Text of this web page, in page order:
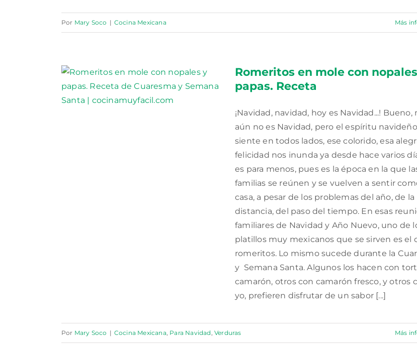
Por Mary Soco | Cocina Mexicana Más
Romeritos en mole con
papas. Receta
¡Navidad, navidad, hoy es Navidad...! Bueno,
aún no es Navidad, pero el espíritu
siente en todos lados, ese colorido, esa
felicidad nos inunda ya desde hace varios
es para menos, pues es la época en la que
familias se reúnen y se vuelven a sentir
casa, a pesar de los problemas del año, de la
distancia, del paso del tiempo. En esas
familiares de Navidad y Año Nuevo, uno de
platillos muy mexicanos que se sirven es el
romeritos. Lo mismo sucede durante la
y Semana Santa. Algunos los hacen con
camarón, otros con camarón fresco, y otros
yo, prefieren disfrutar de un sabor [...]
Por Mary Soco | Cocina Mexicana, Para Navidad,Verduras Más